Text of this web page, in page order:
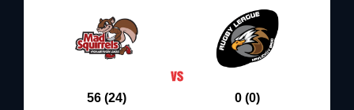
56 (24) 0 (0)